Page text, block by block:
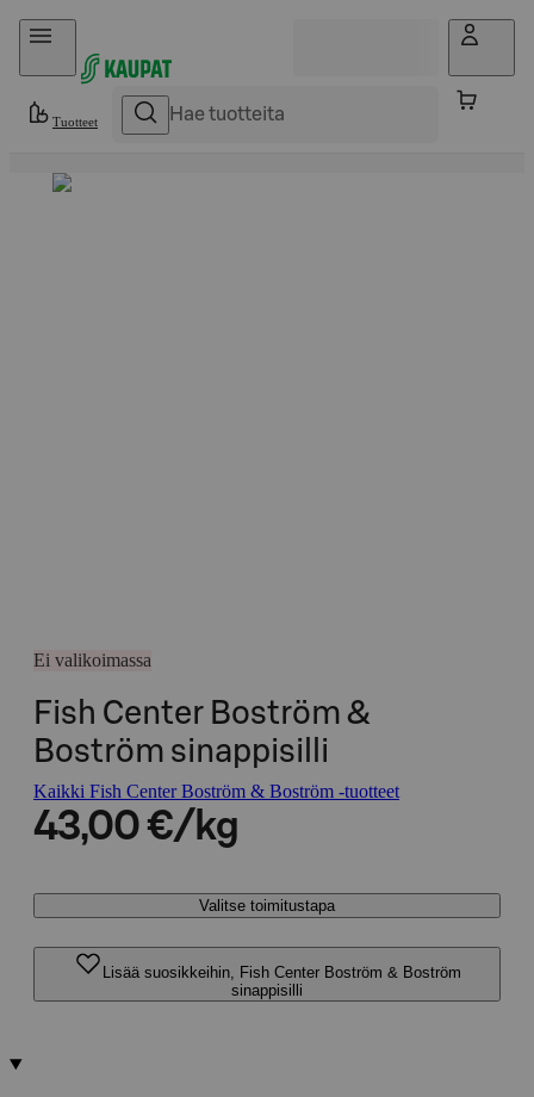
Hyppää sisältöön
Tuotteet
Ei valikoimassa
Fish Center Boström &
Boström sinappisilli
Kaikki Fish Center Boström & Boström -tuotteet
43,00 €/kg
Valitse toimitustapa
Lisää suosikkeihin, Fish Center Boström & Boström
sinappisilli